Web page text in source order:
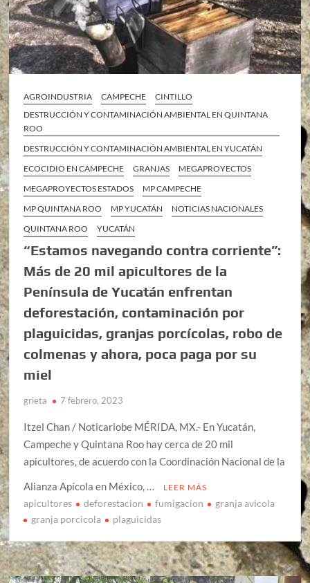
AGROINDUSTRIA CAMPECHE
CINTILLO
DESTRUCCIÓN Y CONTAMINACIÓN AMBIENTAL EN QUINTANA
ROO
DESTRUCCIÓN Y CONTAMINACIÓN AMBIENTAL EN YUCATÁN
ECOCIDIO EN CAMPECHE
GRANJAS
MEGAPROYECTOS
MEGAPROYECTOS ESTADOS
MP CAMPECHE
MP QUINTANA ROO
MP YUCATÁN
NOTICIAS NACIONALES
QUINTANA ROO
YUCATÁN
“Estamos navegando contra corriente”:
Más de 20 mil apicultores de la
Península de Yucatán enfrentan
deforestación, contaminación por
plaguicidas, granjas porcícolas, robo de
colmenas y ahora, poca paga por su
miel
grieta 7 febrero, 2023
Itzel Chan / Noticariobe MÉRIDA, MX.- En Yucatán,
Campeche y Quintana Roo hay cerca de 20 mil
apicultores, de acuerdo con la Coordinación Nacional de la
Alianza Apícola en México, …
LEER MÁS
apicultores deforestacion fumigacion
granja avicola
granja porcicola
plaguicidas